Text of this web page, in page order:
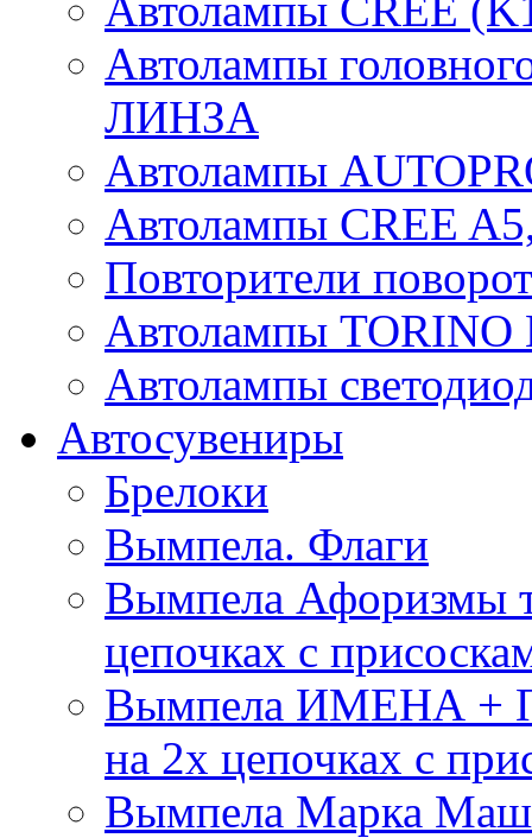
Автолампы
ЛИНЗА
Автолампы
Автолампы CREE
Повторители
Автолампы
Автолампы
Автосувениры
Брелоки
Вымпела. Флаги
Вымпела Афоризмы
цепочках с
Вымпела ИМЕНА +
на 2х цепочках с
Вымпела Марка